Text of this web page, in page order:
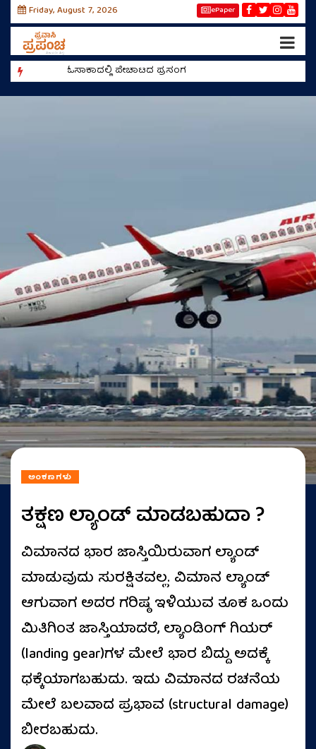
Friday, August 7, 2026 ePaper
ಓಸಾಕಾದಲ್ಲಿ ಪೇಚಾಟದ ಪ್ರಸಂಗ
ಅಂಕಣಗಳು
ತಕ್ಷಣ ಲ್ಯಾಂಡ್‌ ಮಾಡಬಹುದಾ ?
ವಿಮಾನದ ಭಾರ ಜಾಸ್ತಿಯಿರುವಾಗ ಲ್ಯಾಂಡ್
ಮಾಡುವುದು ಸುರಕ್ಷಿತವಲ್ಲ. ವಿಮಾನ ಲ್ಯಾಂಡ್
ಆಗುವಾಗ ಅದರ ಗರಿಷ್ಠ ಇಳಿಯುವ ತೂಕ ಒಂದು
ಮಿತಿಗಿಂತ ಜಾಸ್ತಿಯಾದರೆ, ಲ್ಯಾಂಡಿಂಗ್ ಗಿಯರ್
(landing gear)ಗಳ ಮೇಲೆ ಭಾರ ಬಿದ್ದು ಅದಕ್ಕೆ
ಧಕ್ಕೆಯಾಗಬಹುದು. ಇದು ವಿಮಾನದ ರಚನೆಯ
ಮೇಲೆ ಬಲವಾದ ಪ್ರಭಾವ (structural damage)
ಬೀರಬಹುದು.